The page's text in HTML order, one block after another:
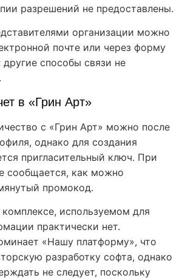
разрешений не предоставлены.
организации можно
почте или через форму
другие способы связи не
в «Грин Арт»
с «Грин Арт» можно после
однако для создания
пригласительный ключ. При
сообщается, как можно
промокод.
используемом для
практически нет.
«Нашу платформу», что
разработку софта, однако
не следует, поскольку